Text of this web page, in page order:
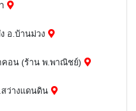
อ.บ้านม่วง
คอน (ร้าน พ.พาณิชย์)
ว่างแดนดิน